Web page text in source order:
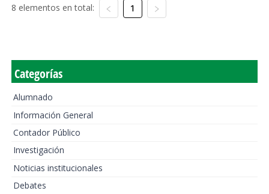
8 elementos en total: 1
Categorías
Alumnado
Información General
Contador Público
Investigación
Noticias institucionales
Debates